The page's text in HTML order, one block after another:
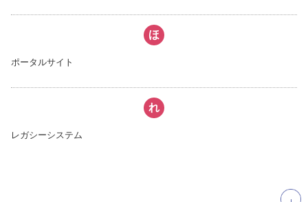
ほ
ポータルサイト
れ
レガシーシステム